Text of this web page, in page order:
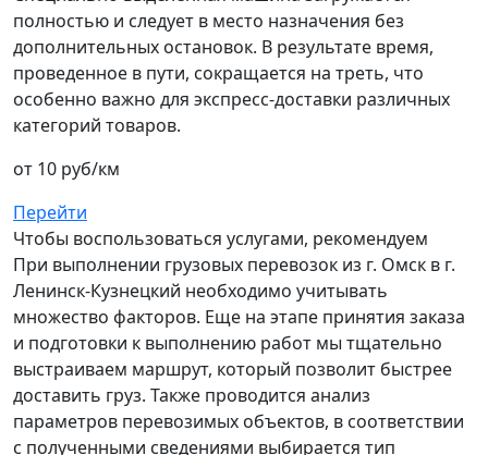
полностью и следует в место назначения без
дополнительных остановок. В результате время,
проведенное в пути, сокращается на треть, что
особенно важно для экспресс-доставки различных
категорий товаров.
от 10 руб/км
Перейти
Чтобы воспользоваться услугами, рекомендуем
При выполнении грузовых перевозок из г. Омск в г.
Ленинск-Кузнецкий необходимо учитывать
множество факторов. Еще на этапе принятия заказа
и подготовки к выполнению работ мы тщательно
выстраиваем маршрут, который позволит быстрее
доставить груз. Также проводится анализ
параметров перевозимых объектов, в соответствии
с полученными сведениями выбирается тип